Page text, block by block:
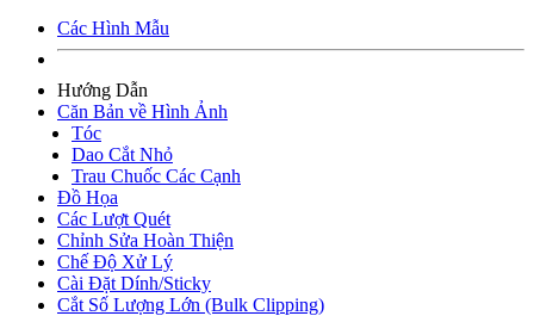
Các Hình Mẫu
Hướng Dẫn
Căn Bản về Hình Ảnh
Tóc
Dao Cắt Nhỏ
Trau Chuốc Các Cạnh
Đồ Họa
Các Lượt Quét
Chỉnh Sửa Hoàn Thiện
Chế Độ Xử Lý
Cài Đặt Dính/Sticky
Cắt Số Lượng Lớn (Bulk Clipping)